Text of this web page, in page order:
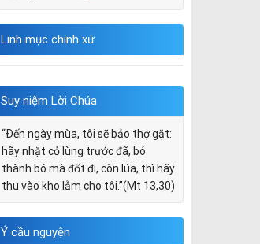
Linh mục chính xứ
Suy niệm Lời Chúa
“Ðến ngày mùa, tôi sẽ bảo thợ gặt:
hãy nhặt cỏ lùng trước đã, bó
thành bó mà đốt đi, còn lúa, thì hãy
thu vào kho lẫm cho tôi.”(Mt 13,30)
Ý cầu nguyện